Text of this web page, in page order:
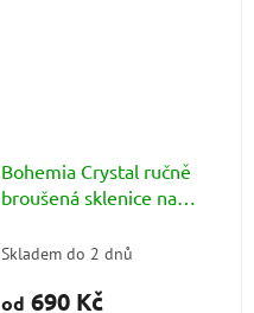
Bohemia Crystal ručně
broušená sklenice na
(motiv spirála) 570ml
Skladem do 2 dnů
od 690 Kč